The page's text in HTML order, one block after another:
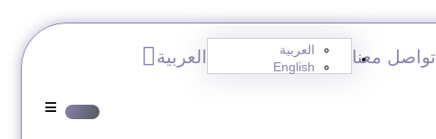
تواصل معنا العربية
العربية
English